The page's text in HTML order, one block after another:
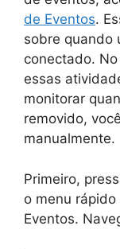
de Eventos.
sobre quando
conectado.
essas
monitorar
removido,
manualmente.
Primeiro,
o menu
Eventos.